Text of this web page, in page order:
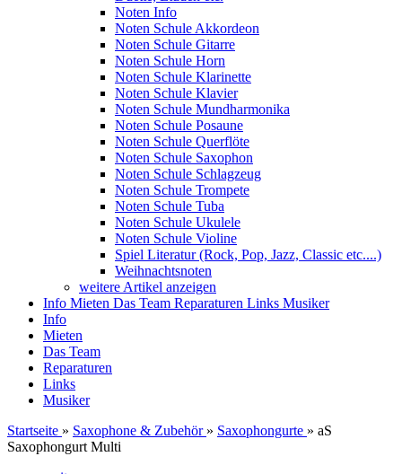
Noten Info
Noten Schule Akkordeon
Noten Schule Gitarre
Noten Schule Horn
Noten Schule Klarinette
Noten Schule Klavier
Noten Schule Mundharmonika
Noten Schule Posaune
Noten Schule Querflöte
Noten Schule Saxophon
Noten Schule Schlagzeug
Noten Schule Trompete
Noten Schule Tuba
Noten Schule Ukulele
Noten Schule Violine
Spiel Literatur (Rock, Pop, Jazz, Classic etc....)
Weihnachtsnoten
weitere Artikel anzeigen
Info Mieten Das Team Reparaturen Links Musiker
Info
Mieten
Das Team
Reparaturen
Links
Musiker
Startseite » Saxophone & Zubehör » Saxophongurte » aS
Saxophongurt Multi